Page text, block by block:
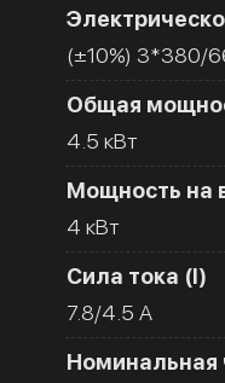
(±10%) 3*380/
Общая
4.5 кВт
Мощность на
4 кВт
Сила тока (I)
7.8/4.5 A
Номинальная